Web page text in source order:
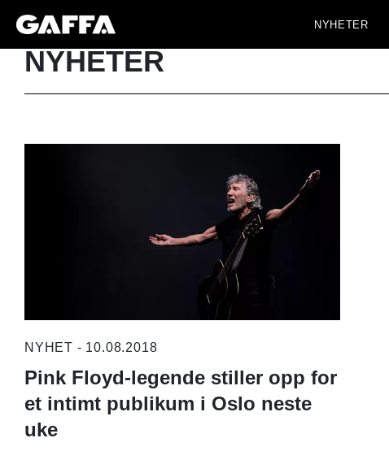
NYHETER
NYHETER
NYHET - 10.08.2018
Pink Floyd-legende stiller opp for
et intimt publikum i Oslo neste
uke